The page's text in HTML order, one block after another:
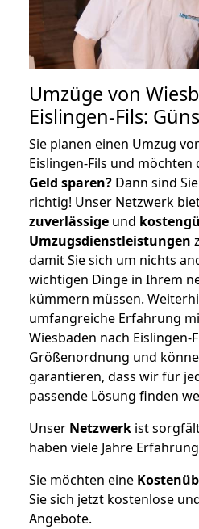
Umzüge von
Eislingen-Fils:
Sie planen einen Umzug
Eislingen-Fils und
Geld sparen? Dann sind
richtig! Unser Netzwerk
zuverlässige und
Umzugsdienstleistungen
damit Sie sich um nichts
wichtigen Dinge in Ihrem
kümmern müssen.
umfangreiche Erfahrung
Wiesbaden nach Eislingen-
Größenordnung und
garantieren, dass wir für
passende Lösung finden
Unser Netzwerk ist
haben viele Jahre
Sie möchten eine
Sie sich jetzt kostenlose
Angebote.